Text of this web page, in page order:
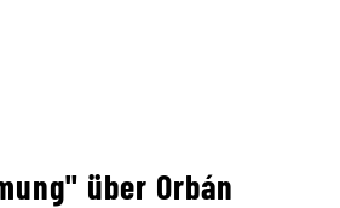
über Orbán